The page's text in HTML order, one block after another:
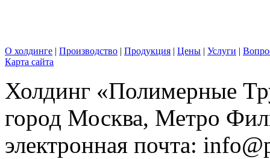
О холдинге Производство Продукция Цены Услуги
Карта сайта
Холдинг «Полимерные
город Москва, Метро
электронная почта: